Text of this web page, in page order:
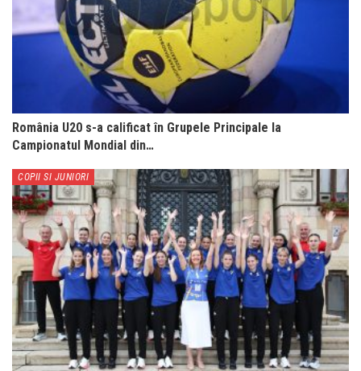
România U20 s-a calificat în Grupele Principale la
Campionatul Mondial din…
COPII SI JUNIORI